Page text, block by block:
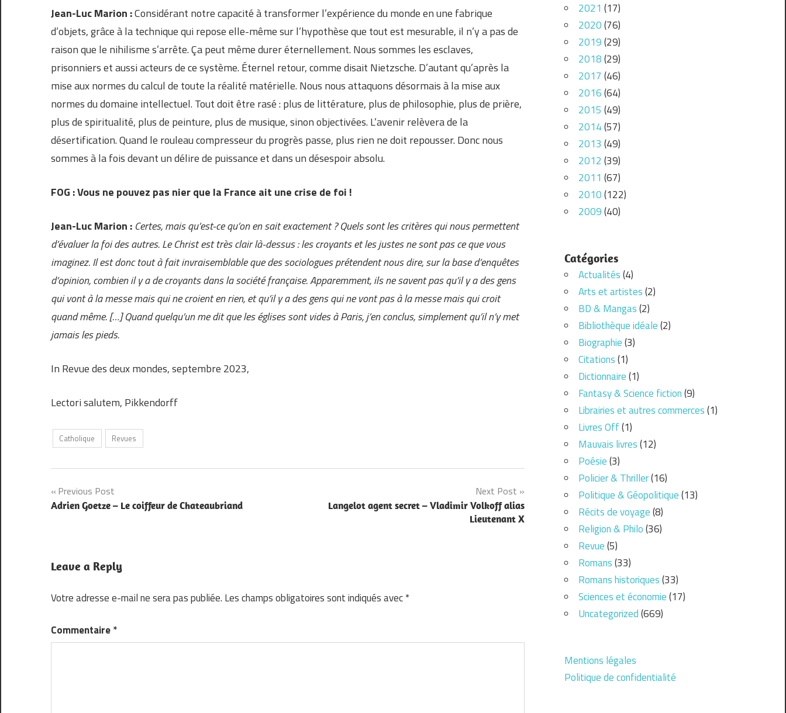
Jean-Luc Marion :Considérant notre capacité à transformer l’expérience du monde en une fabrique
d’objets, grâce à la technique qui repose elle-même sur l’hypothèse que tout est mesurable, il n’y a pas de
raison que le nihilisme s’arrête. Ça peut même durer éternellement. Nous sommes les esclaves,
prisonniers et aussi acteurs de ce système. Éternel retour, comme disait Nietzsche. D’autant qu’après la
mise aux normes du calcul de toute la réalité matérielle. Nous nous attaquons désormais à la mise aux
normes du domaine intellectuel. Tout doit être rasé : plus de littérature, plus de philosophie, plus de prière,
plus de spiritualité, plus de peinture, plus de musique, sinon objectivées. L’avenir relèvera de la
désertification. Quand le rouleau compresseur du progrès passe, plus rien ne doit repousser. Donc nous
sommes à la fois devant un délire de puissance et dans un désespoir absolu.
FOG : Vous ne pouvez pas nier que la France ait une crise de foi !
Jean-Luc Marion : Certes, mais qu’est-ce qu’on en sait exactement ? Quels sont les critères qui nous permettent
d’évaluer la foi des autres. Le Christ est très clair là-dessus : les croyants et les justes ne sont pas ce que vous
imaginez. Il est donc tout à fait invraisemblable que des sociologues prétendent nous dire, sur la base d’enquêtes
d’opinion, combien il y a de croyants dans la société française. Apparemment, ils ne savent pas qu’il y a des gens
qui vont à la messe mais qui ne croient en rien, et qu’il y a des gens qui ne vont pas à la messe mais qui croit
quand même. […] Quand quelqu’un me dit que les églises sont vides à Paris, j’en conclus, simplement qu’il n’y met
jamais les pieds.
In Revue des deux mondes, septembre 2023,
Lectori salutem, Pikkendorff
Catholique Revues
Navigation
de
Previous Post
Adrien Goetze – Le coiffeur de Chateaubriand
Next Post
Langelot agent secret – Vladimir Volkoff alias
Lieutenant X
Leave a Reply
Votre adresse e-mail ne sera pas publiée. Les champs obligatoires sont indiqués avec*
Commentaire*
2021 (17)
2020(76)
2019(29)
2018(29)
2017 (46)
2016(64)
2015 (49)
2014(57)
2013 (49)
2012 (39)
2011 (67)
2010(122)
2009(40)
Catégories
Actualités(4)
Arts et artistes(2)
BD & Mangas(2)
Bibliothèque idéale(2)
Biographie(3)
Citations(1)
Dictionnaire(1)
Fantasy & Science fiction(9)
Librairies et autres commerces(1)
Livres Off(1)
Mauvais livres(12)
Poésie(3)
Policier & Thriller(16)
Politique & Géopolitique(13)
Récits de voyage(8)
Religion & Philo(36)
Revue(5)
Romans(33)
Romans historiques(33)
Sciences et économie(17)
Uncategorized(669)
Mentions légales
Politique de confidentialité